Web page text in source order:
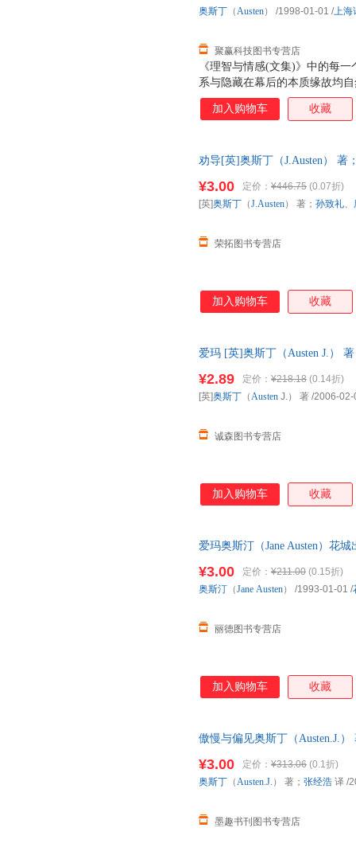
国乡情风俗和世态人情，给人
《理智与情感(文集)》中的每
系与隐藏在幕后的本质缘故均
聚赢科技图书专营店
奥斯丁 （Austen） /1998-01-01 /上海
加入购物车 收藏
劝导[英]奥斯丁（J.Austen） 著
¥3.00 定价： ¥446.75 (0.07折)
荣拓图书专营店
[英]奥斯丁 （J.Austen） 著； 孙致礼、
加入购物车 收藏
爱玛 [英]奥斯丁（Austen J.）
¥2.89 定价： ¥218.18 (0.14折)
诚森图书专营店
[英]奥斯丁 （Austen J.） 著 /2006-02-
加入购物车 收藏
爱玛奥斯汀（Jane Austen）花
¥3.00 定价： ¥211.00 (0.15折)
丽德图书专营店
奥斯汀 （Jane Austen） /1993-01-01 /
加入购物车 收藏
傲慢与偏见奥斯丁（Austen.J.
¥3.00 定价： ¥313.06 (0.1折)
墨趣书刊图书专营店
奥斯丁 （Austen.J.） 著； 张经浩 译 /